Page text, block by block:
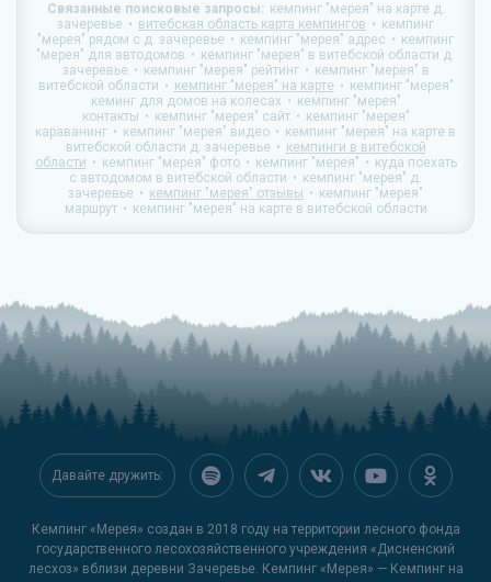
Связанные поисковые запросы: кемпинг "мерея" на карте д.
зачеревье
витебская область карта кемпингов
кемпинг
"мерея" рядом с д. зачеревье
кемпинг "мерея" адрес
кемпинг
"мерея" для автодомов
кемпинг "мерея" в витебской области д.
зачеревье
кемпинг "мерея" рейтинг
кемпинг "мерея" в
витебской области
кемпинг "мерея" на карте
кемпинг "мерея"
кеминг для домов на колесах
кемпинг "мерея"
контакты
кемпинг "мерея" сайт
кемпинг "мерея"
караванинг
кемпинг "мерея" видео
кемпинг "мерея" на карте в
витебской области д. зачеревье
кемпинги в витебской
области
кемпинг "мерея" фото кемпинг "мерея"
куда поехать
с автодомом в витебской области
кемпинг "мерея" д.
зачеревье
кемпинг "мерея" отзывы
кемпинг "мерея"
маршрут
кемпинг "мерея" на карте в витебской области
Давайте дружить:
Кемпинг «Мерея» создан в 2018 году на территории лесного фонда
государственного лесохозяйственного учреждения «Дисненский
лесхоз» вблизи деревни Зачеревье. Кемпинг «Мерея» — Кемпинг на